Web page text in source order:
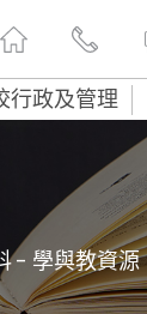
行政及管理
- 學與教資源